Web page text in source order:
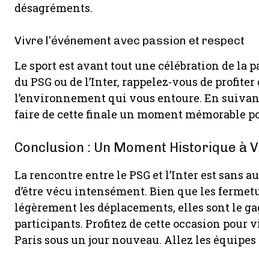
désagréments.
Vivre l’événement avec passion et respect
Le sport est avant tout une célébration de la
du PSG ou de l’Inter, rappelez-vous de
l’environnement qui vous entoure. En
faire de cette finale un moment mémorable
Conclusion : Un Moment Historique à
La rencontre entre le PSG et l’Inter est
d’être vécu intensément. Bien que les
légèrement les déplacements, elles sont le
participants. Profitez de cette occasion pour
Paris sous un jour nouveau. Allez les équipes